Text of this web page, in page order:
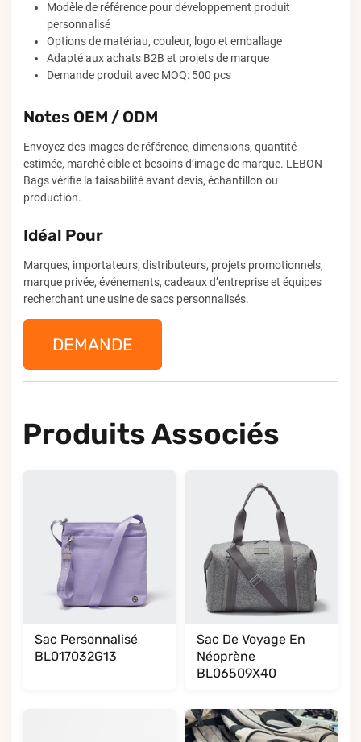
Modèle de référence pour développement produit
personnalisé
Options de matériau, couleur, logo et emballage
Adapté aux achats B2B et projets de marque
Demande produit avec MOQ: 500 pcs
Notes OEM / ODM
Envoyez des images de référence, dimensions, quantité
estimée, marché cible et besoins d’image de marque. LEBON
Bags vérifie la faisabilité avant devis, échantillon ou
production.
Idéal Pour
Marques, importateurs, distributeurs, projets promotionnels,
marque privée, événements, cadeaux d’entreprise et équipes
recherchant une usine de sacs personnalisés.
DEMANDE
Produits Associés
Sac Personnalisé
BL017032G13
Sac De Voyage En
Néoprène
BL06509X40